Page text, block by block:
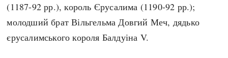
(1187-92 рр.), король Єрусалима (1190-92 рр.);
молодший брат Вільгельма Довгий Меч, дядько
єрусалимського короля Балдуіна V.